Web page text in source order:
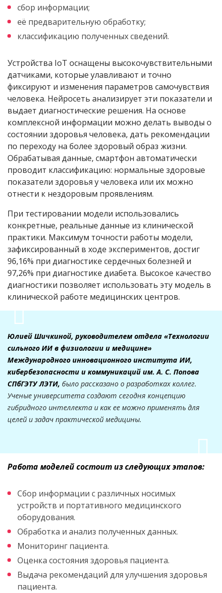
сбор информации;
её предварительную обработку;
классификацию полученных сведений.
Устройства IoT оснащены высокочувствительными
датчиками, которые улавливают и точно
фиксируют и изменения параметров самочувствия
человека. Нейросеть анализирует эти показатели и
выдает диагностические решения. На основе
комплексной информации можно делать выводы о
состоянии здоровья человека, дать рекомендации
по переходу на более здоровый образ жизни.
Обрабатывая данные, смартфон автоматически
проводит классификацию: нормальные здоровые
показатели здоровья у человека или их можно
отнести к нездоровым проявлениям.
При тестировании модели использовались
конкретные, реальные данные из клинической
практики. Максимум точности работы модели,
зафиксированный в ходе экспериментов, достиг
96,16% при диагностике сердечных болезней и
97,26% при диагностике диабета. Высокое качество
диагностики позволяет использовать эту модель в
клинической работе медицинских центров.
Юлией Шичкиной, руководителем отдела «Технологии
сильного ИИ в физиологии и медицине»
Международного инновационного института ИИ,
кибербезопасности и коммуникаций им. А. С. Попова
СПбГЭТУ ЛЭТИ, было рассказано о разработках коллег.
Ученые университета создают сегодня концепцию
гибридного интеллекта и как ее можно применять для
целей и задач практической медицины.
Работа моделей состоит из следующих этапов:
Сбор информации с различных носимых
устройств и портативного медицинского
оборудования.
Обработка и анализ полученных данных.
Мониторинг пациента.
Оценка состояния здоровья пациента.
Выдача рекомендаций для улучшения здоровья
пациента.